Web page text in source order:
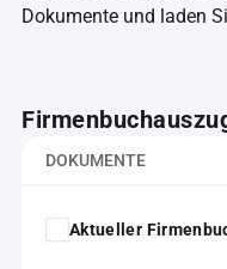
Dokumente und laden
DOKUMENTE
Aktueller